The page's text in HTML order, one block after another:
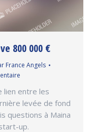
800 000 €
France Angels
lien entre les
levée de fond
questions à Maina
up.